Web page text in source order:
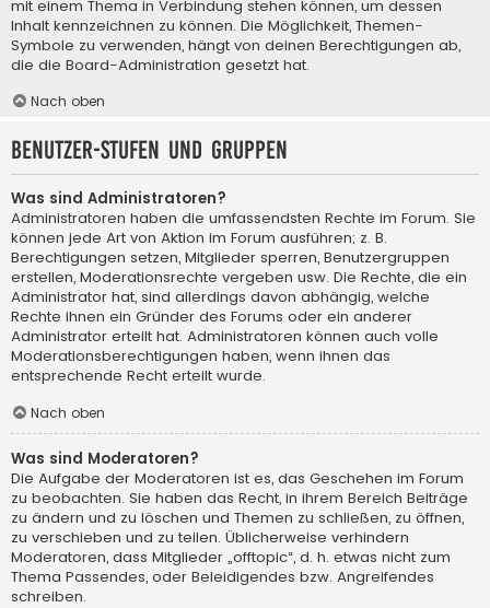
mit einem Thema in Verbindung stehen können, um dessen
Inhalt kennzeichnen zu können. Die Möglichkeit, Themen-
Symbole zu verwenden, hängt von deinen Berechtigungen ab,
die die Board-Administration gesetzt hat.
Nach oben
Benutzer-Stufen und Gruppen
Was sind Administratoren?
Administratoren haben die umfassendsten Rechte im Forum. Sie
können jede Art von Aktion im Forum ausführen; z. B.
Berechtigungen setzen, Mitglieder sperren, Benutzergruppen
erstellen, Moderationsrechte vergeben usw. Die Rechte, die ein
Administrator hat, sind allerdings davon abhängig, welche
Rechte ihnen ein Gründer des Forums oder ein anderer
Administrator erteilt hat. Administratoren können auch volle
Moderationsberechtigungen haben, wenn ihnen das
entsprechende Recht erteilt wurde.
Nach oben
Was sind Moderatoren?
Die Aufgabe der Moderatoren ist es, das Geschehen im Forum
zu beobachten. Sie haben das Recht, in ihrem Bereich Beiträge
zu ändern und zu löschen und Themen zu schließen, zu öffnen,
zu verschieben und zu teilen. Üblicherweise verhindern
Moderatoren, dass Mitglieder „offtopic“, d. h. etwas nicht zum
Thema Passendes, oder Beleidigendes bzw. Angreifendes
schreiben.